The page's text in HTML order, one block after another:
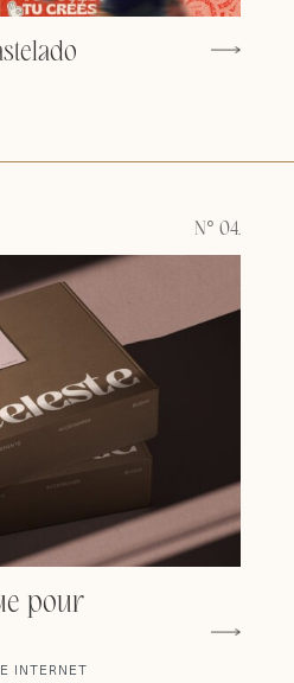
N° 04.
pour
INTERNET